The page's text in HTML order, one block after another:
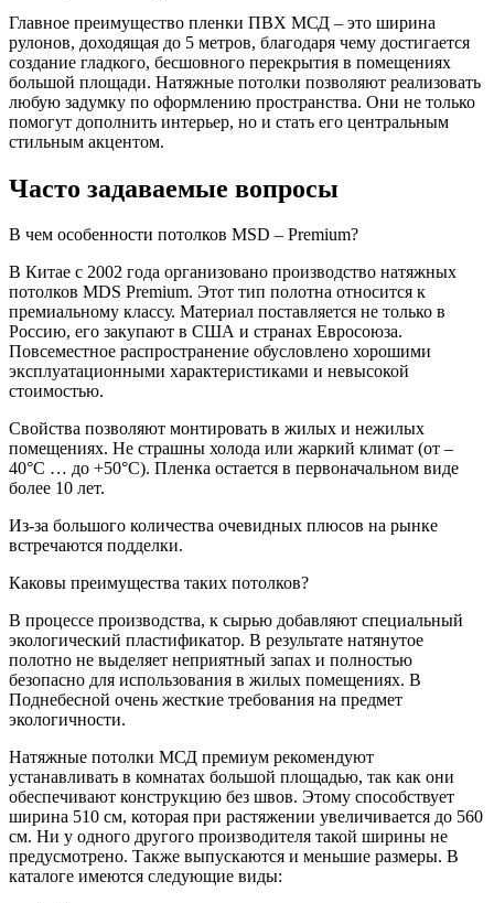
Главное преимущество пленки ПВХ МСД – это ширина
рулонов, доходящая до 5 метров, благодаря чему достигается
создание гладкого, бесшовного перекрытия в помещениях
большой площади. Натяжные потолки позволяют реализовать
любую задумку по оформлению пространства. Они не только
помогут дополнить интерьер, но и стать его центральным
стильным акцентом.
Часто задаваемые вопросы
В чем особенности потолков MSD – Premium?
В Китае с 2002 года организовано производство натяжных
потолков MDS Premium. Этот тип полотна относится к
премиальному классу. Материал поставляется не только в
Россию, его закупают в США и странах Евросоюза.
Повсеместное распространение обусловлено хорошими
эксплуатационными характеристиками и невысокой
стоимостью.
Свойства позволяют монтировать в жилых и нежилых
помещениях. Не страшны холода или жаркий климат (от –
40°C … до +50°C). Пленка остается в первоначальном виде
более 10 лет.
Из-за большого количества очевидных плюсов на рынке
встречаются подделки.
Каковы преимущества таких потолков?
В процессе производства, к сырью добавляют специальный
экологический пластификатор. В результате натянутое
полотно не выделяет неприятный запах и полностью
безопасно для использования в жилых помещениях. В
Поднебесной очень жесткие требования на предмет
экологичности.
Натяжные потолки МСД премиум рекомендуют
устанавливать в комнатах большой площадью, так как они
обеспечивают конструкцию без швов. Этому способствует
ширина 510 см, которая при растяжении увеличивается до 560
см. Ни у одного другого производителя такой ширины не
предусмотрено. Также выпускаются и меньшие размеры. В
каталоге имеются следующие виды: